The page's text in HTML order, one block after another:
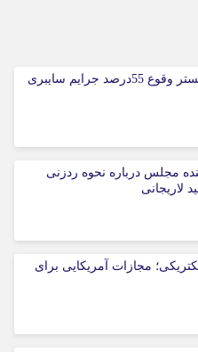
هوش مصنوعی، بستر وقوع 55درصد جرایم سایبری
مجلس درباره نحوه ردزنی
لاریجانی
مجازات آمریکایی برای